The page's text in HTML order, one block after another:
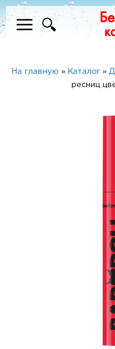
На главную» Каталог»
ресниц